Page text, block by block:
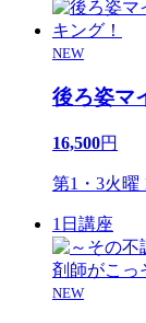
NEW
後ろ姿マ
16,500円
第1・3火曜
1日講座
NEW